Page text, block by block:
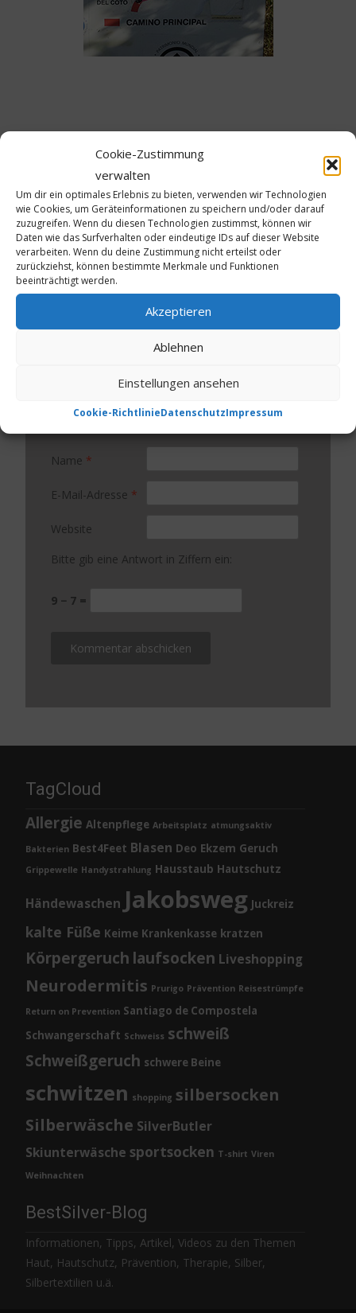
Cookie-Zustimmung
verwalten
Um dir ein optimales Erlebnis zu bieten, verwenden wir Technologien
wie Cookies, um Geräteinformationen zu speichern und/oder darauf
zuzugreifen. Wenn du diesen Technologien zustimmst, können wir
Daten wie das Surfverhalten oder eindeutige IDs auf dieser Website
verarbeiten. Wenn du deine Zustimmung nicht erteilst oder
zurückziehst, können bestimmte Merkmale und Funktionen
beeinträchtigt werden.
Akzeptieren
Ablehnen
Einstellungen ansehen
Cookie-RichtlinieDatenschutzImpressum
Schreibe einen Kommentar
Deine E-Mail-Adresse wird nicht veröffentlicht.
Erforderliche Felder sind mit*markiert
Kommentar*
Name *
E-Mail-Adresse *
Website
Bitte gib eine Antwort in Ziffern ein:
9 − 7 =
TagCloud
Allergie Altenpflege Arbeitsplatz atmungsaktiv
Bakterien Best4Feet Blasen Deo Ekzem Geruch
Grippewelle Handystrahlung Hausstaub Hautschutz
Händewaschen Jakobsweg Juckreiz
kalte Füße Keime Krankenkasse kratzen
Körpergeruch laufsocken Liveshopping
Neurodermitis Prurigo Prävention Reisestrümpfe
Return on Prevention Santiago de Compostela
Schwangerschaft Schweiss schweiß
Schweißgeruch schwere Beine
schwitzen shopping silbersocken
Silberwäsche SilverButler
Skiunterwäsche sportsocken T-shirt Viren
Weihnachten
BestSilver-Blog
Informationen, Tipps, Artikel, Videos zu den Themen
Haut, Hautschutz, Prävention, Therapie, Silber,
Silbertextilien u.ä.